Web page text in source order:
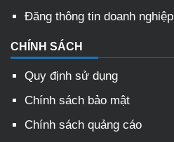
Đăng thông tin doanh nghiệp
CHÍNH SÁCH
Quy định sử dụng
Chính sách bảo mật
Chính sách quảng cáo